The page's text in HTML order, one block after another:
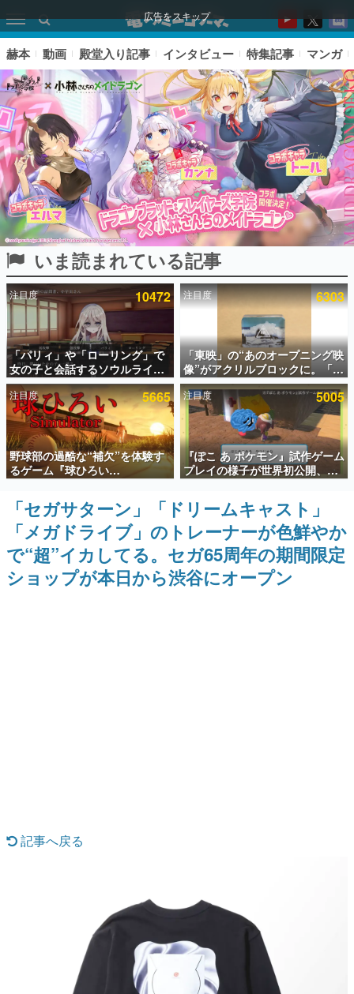
広告をスキップ
ピックアップ
電ファミのいま読まれている記事ランキング
アプリセール情報
インタビュー
連載・特集一覧
殿堂入り記事
SNS拡散数が数千以上！ ページビュー数万以上！ などな
ど。多くの人々に読まれた、電ファミ渾身の“殿堂入り”記
事をまとめました。
ゲームの企画書
名作ゲームクリエイターの方々に製作時のエピソードをお
聞きし、ヒットする企画（ゲーム）とは何か？を探ってい
きます。
赫本
この物語を解いてはいけない。『赫本』は、〈試験問題〉
ゲーム開発者・hamatsu氏がゲームの魅力を画面や操作の
具体的な形から解き明かしていく、硬派で骨太な評論連載
です。
ゲームが変えた日本語
「経験値」「裏技」「ラスボス」… ゲームにまつわる言葉
の起源や用法の変遷を、コンピューター文化史研究家・タ
イニーP氏が徹底調査。
赫本 動画 殿堂入り記事 インタビュー 特集記事 マンガ
いま読まれている記事
注目度 10472
「パリィ」や「ローリング」で
女の子と会話するソウルライク
恋愛ゲーム『小早川さんはソウ
ルライク』無料公開。返事に失
敗すると「YOU DIED」
注目度 6303
「東映」の“あのオープニング映
像”がアクリルブロックに。「東
映ヒストリカル グッズコレクシ
ョン」が8月下旬より発売
注目度 5665
野球部の過酷な“補欠”を体験す
るゲーム『球ひろい
Simulator』が「1件」のウィッ
シュリストをもとにチェコ語に
対応しSNSで話題に。『キング
ダム・カム』開発元やチェコの
プロ野球選手から称賛の声
注目度 5005
『ぽこ あ ポケモン』試作ゲーム
プレイの様子が世界初公開、貴
重な企画書の一部も見れちゃ
が開発秘話を語る動画がゲーム
フリーク公式YouTubeで公開中
「セガサターン」「ドリームキャスト」
「メガドライブ」のトレーナーが色鮮やか
で“超”イカしてる。セガ65周年の期間限定
ショップが本日から渋谷にオープン
記事へ戻る